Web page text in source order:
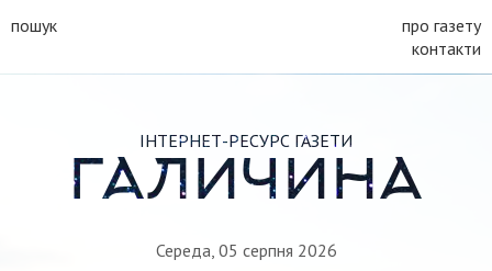
пошук
про газету
контакти
ІНТЕРНЕТ-РЕСУРС ГАЗЕТИ
ГАЛИЧИНА
Середа, 05 серпня 2026